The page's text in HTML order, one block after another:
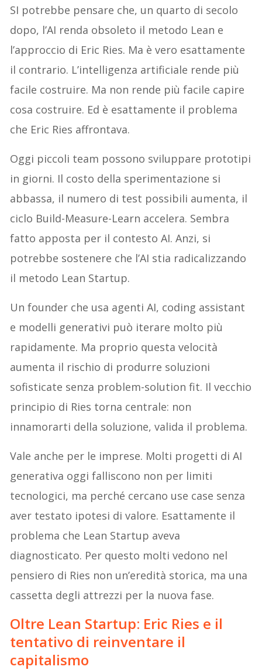
SI potrebbe pensare che, un quarto di secolo
dopo, l’AI renda obsoleto il metodo Lean e
l’approccio di Eric Ries. Ma è vero esattamente
il contrario. L’intelligenza artificiale rende più
facile costruire. Ma non rende più facile capire
cosa costruire. Ed è esattamente il problema
che Eric Ries affrontava.
Oggi piccoli team possono sviluppare prototipi
in giorni. Il costo della sperimentazione si
abbassa, il numero di test possibili aumenta, il
ciclo Build-Measure-Learn accelera. Sembra
fatto apposta per il contesto AI. Anzi, si
potrebbe sostenere che l’AI stia radicalizzando
il metodo Lean Startup.
Un founder che usa agenti AI, coding assistant
e modelli generativi può iterare molto più
rapidamente. Ma proprio questa velocità
aumenta il rischio di produrre soluzioni
sofisticate senza problem-solution fit. Il vecchio
principio di Ries torna centrale: non
innamorarti della soluzione, valida il problema.
Vale anche per le imprese. Molti progetti di AI
generativa oggi falliscono non per limiti
tecnologici, ma perché cercano use case senza
aver testato ipotesi di valore. Esattamente il
problema che Lean Startup aveva
diagnosticato. Per questo molti vedono nel
pensiero di Ries non un’eredità storica, ma una
cassetta degli attrezzi per la nuova fase.
Oltre Lean Startup: Eric Ries e il
tentativo di reinventare il
capitalismo